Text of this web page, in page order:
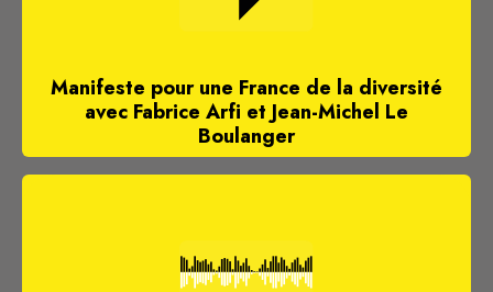
Manifeste pour une France de la diversité
avec Fabrice Arfi et Jean-Michel Le
Boulanger